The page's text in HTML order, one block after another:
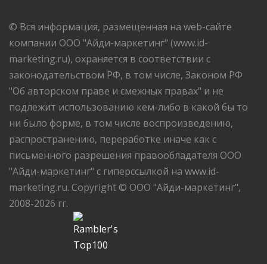
© Вся информация, размещенная на web-сайте
компании ООО "Айди-маркетинг" (www.id-
marketing.ru), охраняется в соответствии с
законодательством РФ, в том числе, Законом РФ
"Об авторском праве и смежных правах" и не
подлежит использованию кем-либо в какой бы то
ни было форме, в том числе воспроизведению,
распространению, переработке иначе как с
письменного разрешения правообладателя ООО
"Айди-маркетинг" с гиперссылкой на www.id-
marketing.ru. Copyright © ООО "Айди-маркетинг",
2008-2026 гг.